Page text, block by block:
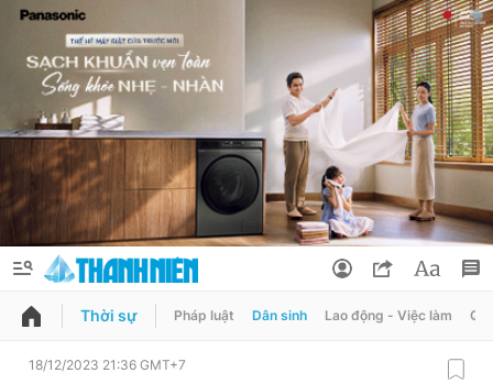
QUẢNG CÁO
Thời sự Pháp luật Dân sinh Lao động - Việc làm
18/12/2023 21:36 GMT+7